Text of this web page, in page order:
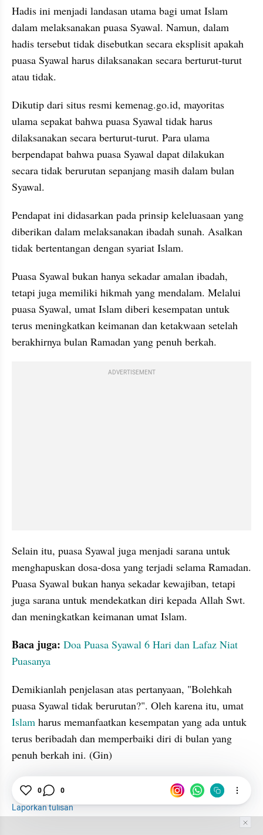
Hadis ini menjadi landasan utama bagi umat Islam
dalam melaksanakan puasa Syawal. Namun, dalam
hadis tersebut tidak disebutkan secara eksplisit apakah
puasa Syawal harus dilaksanakan secara berturut-turut
atau tidak.
Dikutip dari situs resmi kemenag.go.id, mayoritas
ulama sepakat bahwa puasa Syawal tidak harus
dilaksanakan secara berturut-turut. Para ulama
berpendapat bahwa puasa Syawal dapat dilakukan
secara tidak berurutan sepanjang masih dalam bulan
Syawal.
Pendapat ini didasarkan pada prinsip keleluasaan yang
diberikan dalam melaksanakan ibadah sunah. Asalkan
tidak bertentangan dengan syariat Islam.
Puasa Syawal bukan hanya sekadar amalan ibadah,
tetapi juga memiliki hikmah yang mendalam. Melalui
puasa Syawal, umat Islam diberi kesempatan untuk
terus meningkatkan keimanan dan ketakwaan setelah
berakhirnya bulan Ramadan yang penuh berkah.
ADVERTISEMENT
Selain itu, puasa Syawal juga menjadi sarana untuk
menghapuskan dosa-dosa yang terjadi selama Ramadan.
Puasa Syawal bukan hanya sekadar kewajiban, tetapi
juga sarana untuk mendekatkan diri kepada Allah Swt.
dan meningkatkan keimanan umat Islam.
Baca juga: Doa Puasa Syawal 6 Hari dan Lafaz Niat
Puasanya
Demikianlah penjelasan atas pertanyaan, "Bolehkah
Islam harus memanfaatkan kesempatan yang ada untuk
terus beribadah dan memperbaiki diri di bulan yang
penuh berkah ini. (Gin)
Puasa Syawal
Rasulullah
Laporkan tulisan
0 0